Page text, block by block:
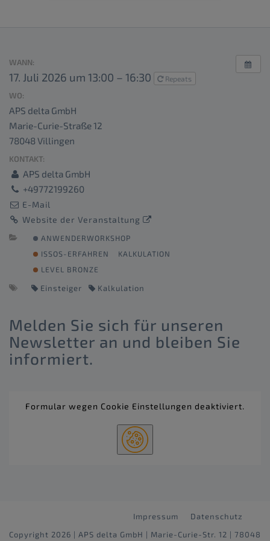
WANN:
17. Juli 2026 um 13:00 – 16:30 Repeats
WO:
APS delta GmbH
Marie-Curie-Straße 12
78048 Villingen
KONTAKT:
APS delta GmbH
+49772199260
E-Mail
Website der Veranstaltung
ANWENDERWORKSHOP
ISSOS-ERFAHREN
KALKULATION
LEVEL BRONZE
Einsteiger Kalkulation
Melden Sie sich für unseren
Newsletter an und bleiben Sie
informiert.
Formular wegen Cookie Einstellungen deaktiviert.
Impressum
Datenschutz
Copyright 2026 | APS delta GmbH | Marie-Curie-Str. 12 | 78048